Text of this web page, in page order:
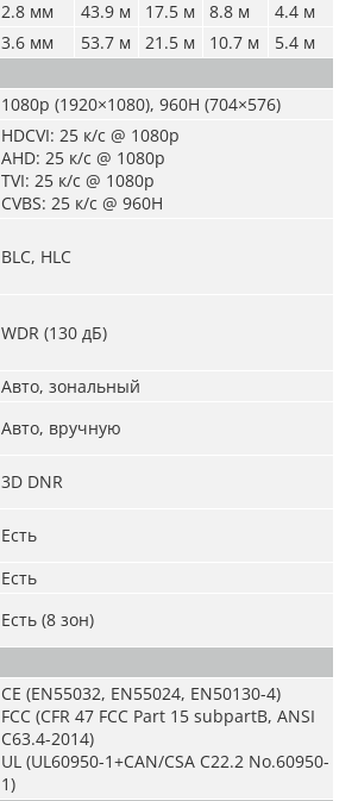
2.8 мм 43.9 м 17.5 м 8.8 м
4.4 м
3.6 мм
53.7 м 21.5 м 10.7 м
5.4 м
1080p (1920×1080), 960H (704×576)
HDCVI: 25 к/с @ 1080p
AHD: 25 к/с @ 1080p
TVI: 25 к/с @ 1080p
CVBS: 25 к/с @ 960H
BLC, HLC
WDR (130 дБ)
Авто, зональный
Авто, вручную
3D DNR
Есть
Есть
Есть (8 зон)
CE (EN55032, EN55024, EN50130-4)
FCC (CFR 47 FCC Part 15 subpartB, ANSI
C63.4-2014)
UL (UL60950-1+CAN/CSA C22.2 No.60950-
1)